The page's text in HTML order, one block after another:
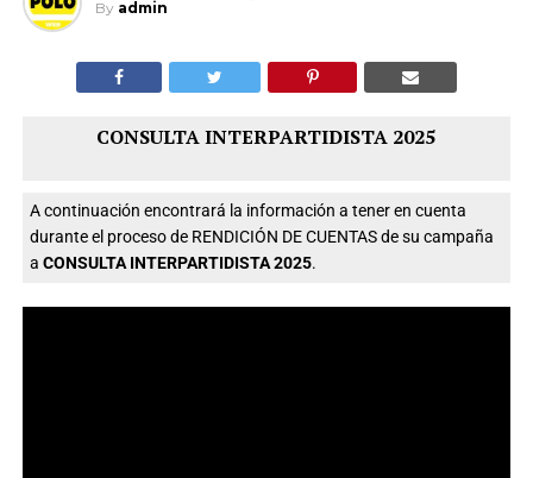
By admin
CONSULTA INTERPARTIDISTA 2025
A continuación encontrará la información a tener en cuenta
durante el proceso de RENDICIÓN DE CUENTAS de su campaña
a CONSULTA INTERPARTIDISTA 2025.